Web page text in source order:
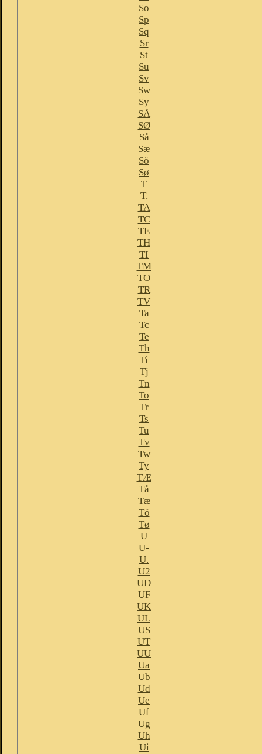
So
Sp
Sq
Sr
St
Su
Sv
Sw
Sy
SÅ
SØ
Så
Sæ
Sö
Sø
T
T.
TA
TC
TE
TH
TI
TM
TO
TR
TV
Ta
Tc
Te
Th
Ti
Tj
Tn
To
Tr
Ts
Tu
Tv
Tw
Ty
TÆ
Tå
Tæ
Tö
Tø
U
U-
U.
U2
UD
UF
UK
UL
US
UT
UU
Ua
Ub
Ud
Ue
Uf
Ug
Uh
Ui